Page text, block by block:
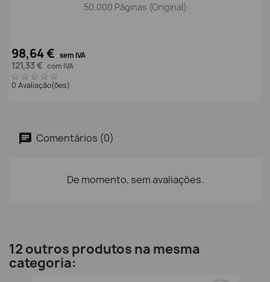
50.000 Páginas (Original)
98,64 € sem IVA
121,33 € com IVA
0 Avaliação(ões)
Comentários (0)
De momento, sem avaliações.
12 outros produtos na mesma
categoria: